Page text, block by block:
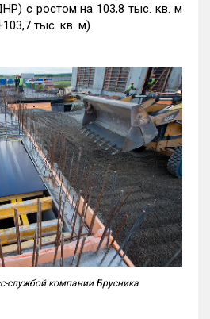
с ростом на 103,8 тыс. кв. м
тыс. кв. м).
службой компании Брусника